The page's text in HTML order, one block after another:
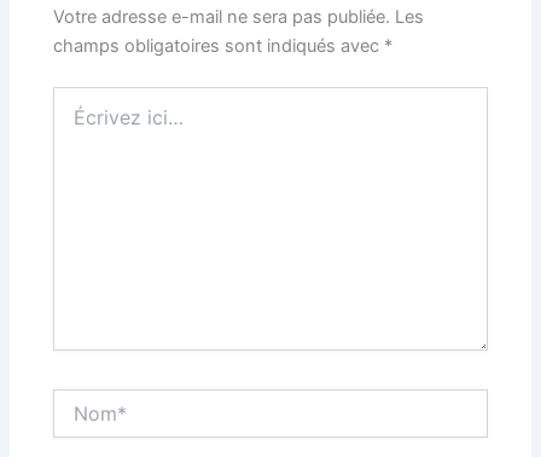
Votre adresse e-mail ne sera pas publiée. Les
champs obligatoires sont indiqués avec *
ici…